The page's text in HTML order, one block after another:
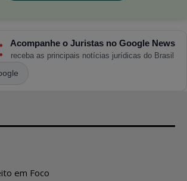
Acompanhe o Juristas no Google News
receba as principais notícias jurídicas do Brasil
em Foco